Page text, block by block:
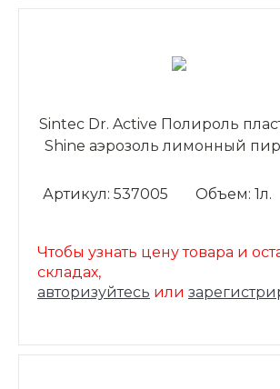
Sintec Dr. Active Полироль
Shine аэрозоль лимонный
Артикул: 537005 Объем: 1л.
Чтобы узнать цену товара и
складах,
авторизуйтесь или